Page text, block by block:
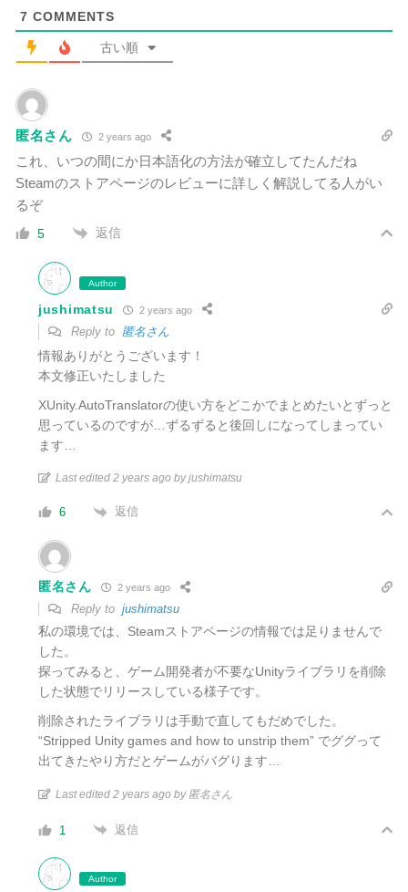
7 COMMENTS
古い順
匿名さん 2 years ago
これ、いつの間にか日本語化の方法が確立してたんだね
Steamのストアページのレビューに詳しく解説してる人がい
るぞ
5 返信
Author
jushimatsu 2 years ago
Reply to 匿名さん
情報ありがとうございます！
本文修正いたしました
XUnity.AutoTranslatorの使い方をどこかでまとめたいとずっと
思っているのですが…ずるずると後回しになってしまってい
ます…
Last edited 2 years ago by jushimatsu
6 返信
匿名さん 2 years ago
Reply to jushimatsu
私の環境では、Steamストアページの情報では足りませんで
した。
探ってみると、ゲーム開発者が不要なUnityライブラリを削除
した状態でリリースしている様子です。
削除されたライブラリは手動で直してもだめでした。
“Stripped Unity games and how to unstrip them” でググって
出てきたやり方だとゲームがバグります…
Last edited 2 years ago by 匿名さん
1 返信
Author